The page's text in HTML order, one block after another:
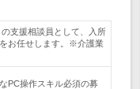
支援相談員として、入所
お任せします。※介護業
PC操作スキル必須の募